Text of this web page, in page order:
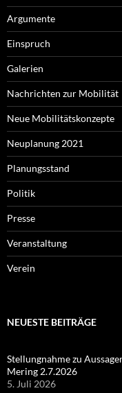
Argumente
Einspruch
Galerien
Nachrichten zur Mobilität
Neue Mobilitätskonzepte
Neuplanung 2021
Planungsstand
Politik
Presse
Veranstaltung
Verein
NEUESTE BEITRÄGE
Stellungnahme zu
Mering 2.7.2026
5. Juli 2026